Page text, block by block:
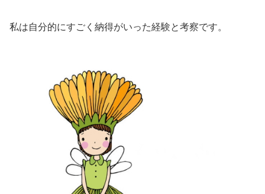
私は自分的にすごく納得がいった経験と考察です。